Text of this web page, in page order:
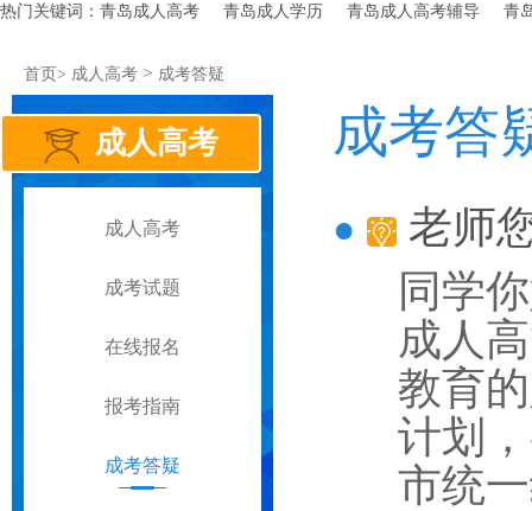
热门关键词： 青岛成人高考 青岛成人学历 青岛成人高考辅导 青
首页> 成人高考 > 成考答疑
成人高考
成人高考
成考试题
在线报名
报考指南
成考答疑
成考答
老师
同学
成人
教育
计划
市统